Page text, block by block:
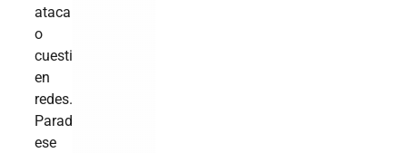
atacarlo
o
cuestionarlo
en
redes.
Paradójicamente,
ese